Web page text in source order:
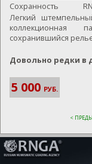
Сохранность
Легкий
коллекционная
сохранившийся
Довольно редки в
5 000 РУБ.
<